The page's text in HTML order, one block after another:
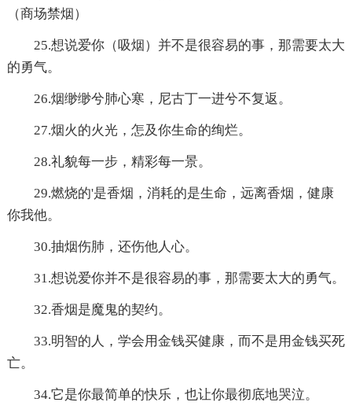
（商场禁烟）
25.想说爱你（吸烟）并不是很容易的事，那需要太大
的勇气。
26.烟缈缈兮肺心寒，尼古丁一进兮不复返。
27.烟火的火光，怎及你生命的绚烂。
28.礼貌每一步，精彩每一景。
29.燃烧的'是香烟，消耗的是生命，远离香烟，健康
你我他。
30.抽烟伤肺，还伤他人心。
31.想说爱你并不是很容易的事，那需要太大的勇气。
32.香烟是魔鬼的契约。
33.明智的人，学会用金钱买健康，而不是用金钱买死
亡。
34.它是你最简单的快乐，也让你最彻底地哭泣。